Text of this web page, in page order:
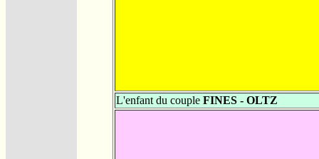
L'enfant du couple FINES - OLTZ